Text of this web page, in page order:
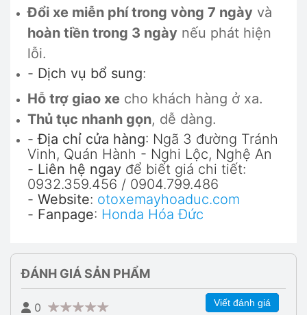
Đổi xe miễn phí trong vòng 7 ngày và
hoàn tiền trong 3 ngày nếu phát hiện
lỗi.
- Dịch vụ bổ sung:
Hỗ trợ giao xe cho khách hàng ở xa.
Thủ tục nhanh gọn, dễ dàng.
-Địa chỉ cửa hàng: Ngã 3 đường Tránh
Vinh, Quán Hành - Nghi Lộc, Nghệ An
- Liên hệ ngay để biết giá chi tiết:
0932.359.456 / 0904.799.486
- Website: otoxemayhoaduc.com
- Fanpage: Honda Hóa Đức
ĐÁNH GIÁ SẢN PHẨM
0 Viết đánh giá